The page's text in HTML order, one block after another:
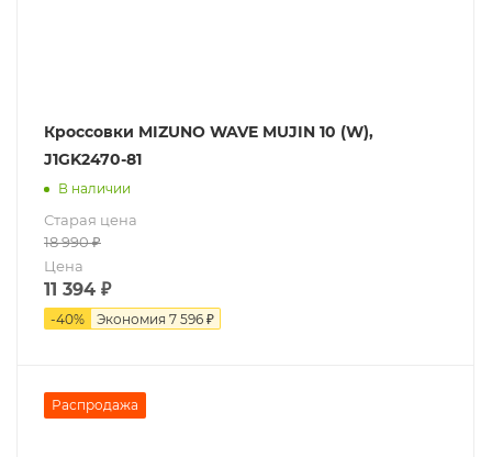
Кроссовки MIZUNO WAVE MUJIN 10 (W),
J1GK2470-81
В наличии
Старая цена
18 990₽
Цена
11 394 ₽
-40% Экономия 7 596 ₽
Распродажа